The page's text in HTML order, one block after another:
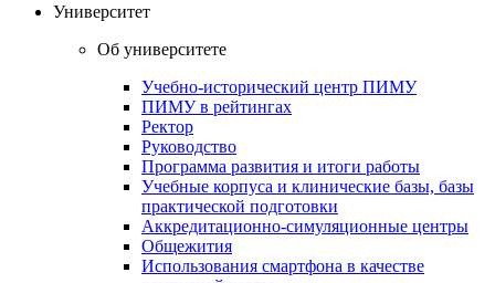
Университет
Об университете
Учебно-исторический центр ПИМУ
ПИМУ в рейтингах
Ректор
Руководство
Программа развития и итоги работы
Учебные корпуса и клинические базы, базы
практической подготовки
Аккредитационно-симуляционные центры
Общежития
Использования смартфона в качестве